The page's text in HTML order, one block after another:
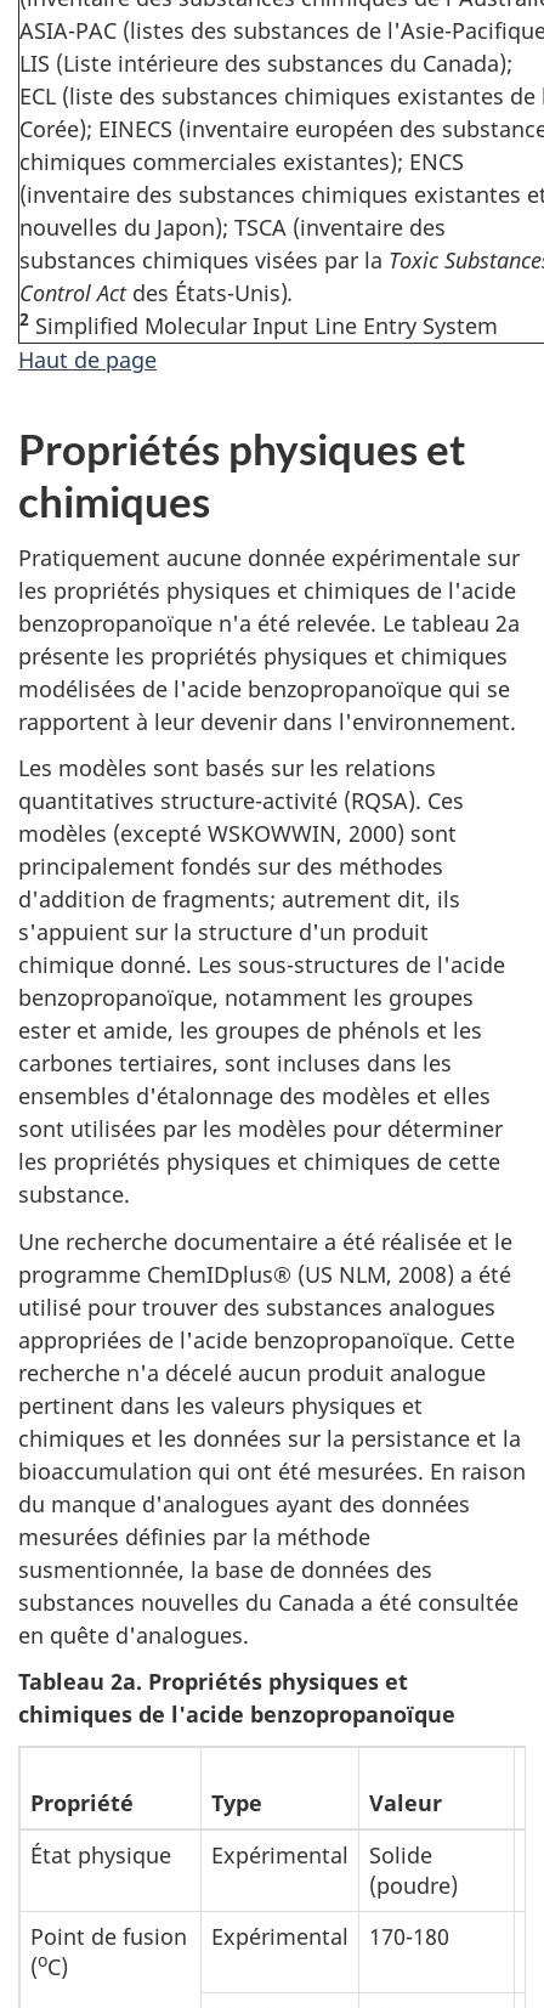
ASIA-PAC (listes des substances de l'Asie-
LIS (Liste intérieure des substances du Canada);
ECL (liste des substances chimiques existantes de
Corée); EINECS (inventaire européen des
chimiques commerciales existantes); ENCS
(inventaire des substances chimiques existantes
nouvelles du Japon); TSCA (inventaire des
substances chimiques visées par la Toxic
Control Actdes États-Unis).
2 Simplified Molecular Input Line Entry System
Haut de page
Propriétés physiques et
chimiques
Pratiquement aucune donnée expérimentale sur
les propriétés physiques et chimiques de l'acide
benzopropanoïque n'a été relevée. Le tableau 2a
présente les propriétés physiques et chimiques
modélisées de l'acide benzopropanoïque qui se
rapportent à leur devenir dans l'environnement.
Les modèles sont basés sur les relations
quantitatives structure-activité (RQSA). Ces
modèles (excepté WSKOWWIN, 2000) sont
principalement fondés sur des méthodes
d'addition de fragments; autrement dit, ils
s'appuient sur la structure d'un produit
chimique donné. Les sous-structures de l'acide
benzopropanoïque, notamment les groupes
ester et amide, les groupes de phénols et les
carbones tertiaires, sont incluses dans les
ensembles d'étalonnage des modèles et elles
sont utilisées par les modèles pour déterminer
les propriétés physiques et chimiques de cette
substance.
Une recherche documentaire a été réalisée et le
programme ChemIDplus® (US NLM, 2008) a été
utilisé pour trouver des substances analogues
appropriées de l'acide benzopropanoïque. Cette
recherche n'a décelé aucun produit analogue
pertinent dans les valeurs physiques et
chimiques et les données sur la persistance et la
bioaccumulation qui ont été mesurées. En raison
du manque d'analogues ayant des données
mesurées définies par la méthode
susmentionnée, la base de données des
substances nouvelles du Canada a été consultée
en quête d'analogues.
Tableau 2a. Propriétés physiques et
chimiques de l'acide benzopropanoïque
Propriété Type Valeur
État physique Expérimental
Solide
(poudre)
Point de fusion
(oC)
Expérimental 170-180